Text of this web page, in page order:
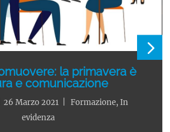
la primavera è
e comunicazione
26 Marzo 2021 Formazione,In
evidenza